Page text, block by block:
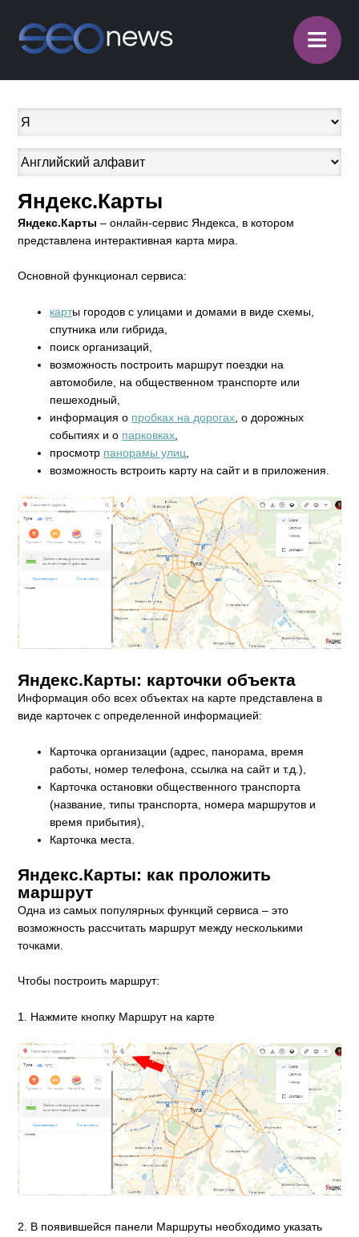
≡
Яндекс.Карты
Яндекс.Карты – онлайн-сервис Яндекса, в котором
представлена интерактивная карта мира.
Основной функционал сервиса:
карты городов с улицами и домами в виде схемы,
спутника или гибрида,
поиск организаций,
возможность построить маршрут поездки на
автомобиле, на общественном транспорте или
пешеходный,
информация о пробках на дорогах , о дорожных
событиях и о парковках
просмотр панорамы улиц
возможность встроить карту на сайт и в приложения.
Яндекс.Карты: карточки объекта
Информация обо всех объектах на карте представлена в
виде карточек с определенной информацией:
Карточка организации (адрес, панорама, время
работы, номер телефона, ссылка на сайт и т.д.),
Карточка остановки общественного транспорта
(название, типы транспорта, номера маршрутов и
время прибытия),
Карточка места.
Яндекс.Карты: как проложить
маршрут
Одна из самых популярных функций сервиса – это
возможность рассчитать маршрут между несколькими
точками.
Чтобы построить маршрут:
1. Нажмите кнопку Маршрут на карте
2. В появившейся панели Маршруты необходимо указать